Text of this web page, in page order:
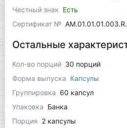
Честный знак Есть
Сертификат №
Остальные
Кол-во порций 30 порций
Форма выпуска Капсулы
Группировка 60 капсул
Упаковка Банка
Порция 2 капсулы